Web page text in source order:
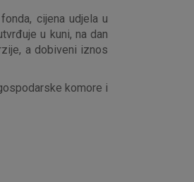
cijena udjela u
u kuni, na dan
a dobiveni iznos
komore i